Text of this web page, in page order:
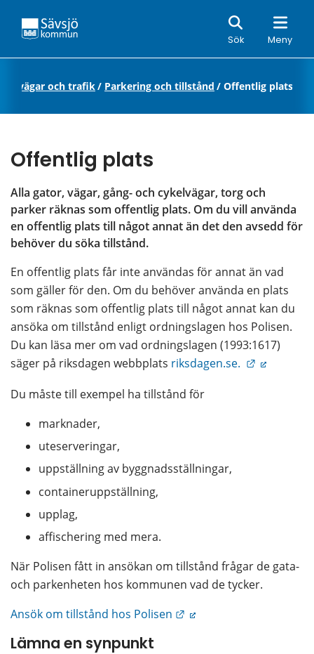
Sök Meny
Sök
vägar och trafik/ Parkering och tillstånd / Offentlig plats
Offentlig plats
Alla gator, vägar, gång- och cykelvägar, torg och
parker räknas som offentlig plats. Om du vill använda
en offentlig plats till något annat än det den avsedd för
behöver du söka tillstånd.
En offentlig plats får inte användas för annat än vad
som gäller för den. Om du behöver använda en plats
som räknas som offentlig plats till något annat kan du
ansöka om tillstånd enligt ordningslagen hos Polisen.
Du kan läsa mer om vad ordningslagen (1993:1617)
säger på riksdagen webbplats riksdagen.se. Länk till
Du måste till exempel ha tillstånd för
marknader,
uteserveringar,
uppställning av byggnadsställningar,
containeruppställning,
upplag,
affischering med mera.
När Polisen fått in ansökan om tillstånd frågar de gata-
och parkenheten hos kommunen vad de tycker.
Ansök om tillstånd hos Polisen
Länk till annan
Lämna en synpunkt